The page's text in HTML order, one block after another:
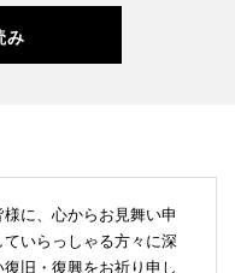
み
に、心からお見舞い申
いらっしゃる方々に深
旧・復興をお祈り申し